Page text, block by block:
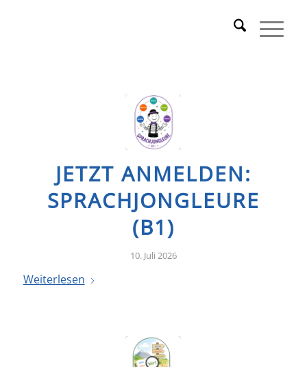
JETZT ANMELDEN:
SPRACHJONGLEURE
(B1)
10. Juli 2026
Weiterlesen